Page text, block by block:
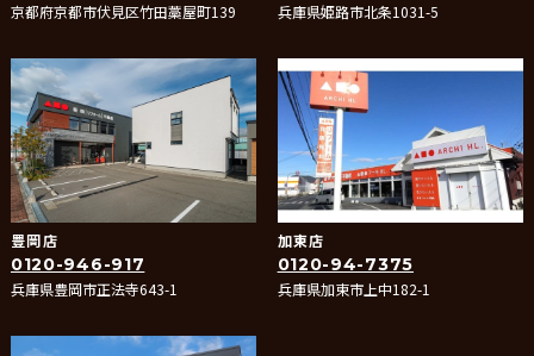
京都府京都市伏見区竹田藁屋町139 兵庫県姫路市北条1031-5
豊岡店
0120-946-917
兵庫県豊岡市正法寺643-1
加東店
0120-94-7375
兵庫県加東市上中182-1